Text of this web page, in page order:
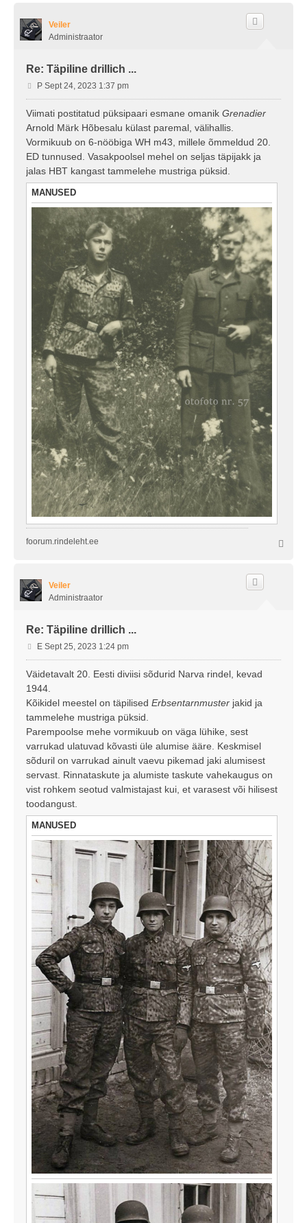
Veiler
Administraator
Re: Täpiline drillich ...
P
o
s
i
t
u
s
P Sept 24, 2023 1:37 pm
Viimati postitatud püksipaari esmane omanik Grenadier
Arnold Märk Hõbesalu külast paremal, välihallis.
Vormikuub on 6-nööbiga WH m43, millele õmmeldud 20.
ED tunnused. Vasakpoolsel mehel on seljas täpijakk ja
jalas HBT kangast tammelehe mustriga püksid.
MANUSED
foorum.rindeleht.ee
Veiler
Administraator
Re: Täpiline drillich ...
P
o
s
t
t
u
s
E Sept 25, 2023 1:24 pm
Väidetavalt 20. Eesti diviisi sõdurid Narva rindel, kevad
1944.
Kõikidel meestel on täpilised Erbsentarnmuster jakid ja
tammelehe mustriga püksid.
Parempoolse mehe vormikuub on väga lühike, sest
varrukad ulatuvad kõvasti üle alumise ääre. Keskmisel
sõduril on varrukad ainult vaevu pikemad jaki alumisest
servast. Rinnataskute ja alumiste taskute vahekaugus on
vist rohkem seotud valmistajast kui, et varasest või hilisest
toodangust.
MANUSED